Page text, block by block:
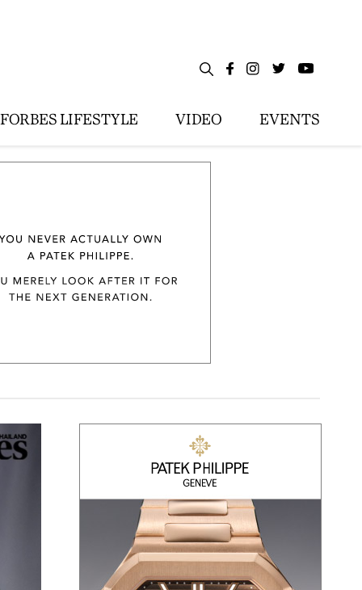
FORBES LIFESTYLE VIDEO EVENTS